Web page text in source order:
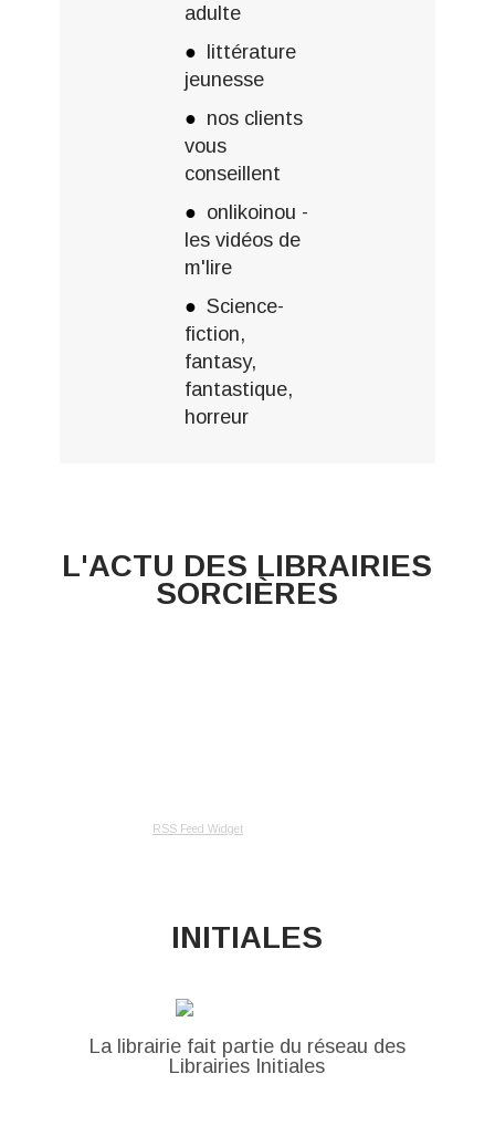
adulte
littérature
jeunesse
nos clients
vous
conseillent
onlikoinou -
les vidéos de
m'lire
Science-
fiction,
fantasy,
fantastique,
horreur
L'ACTU DES LIBRAIRIES
SORCIÈRES
RSS Feed Widget
INITIALES
La librairie fait partie du réseau des
Librairies Initiales